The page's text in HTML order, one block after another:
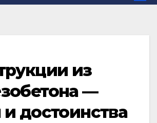
из
—
достоинства